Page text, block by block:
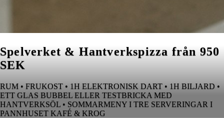
Spelverket & Hantverkspizza från 950
SEK
RUM • FRUKOST • 1H ELEKTRONISK DART • 1H BILJARD •
ETT GLAS BUBBEL ELLER TESTBRICKA MED
HANTVERKSÖL • SOMMARMENY I TRE SERVERINGAR I
PANNHUSET KAFÉ & KROG